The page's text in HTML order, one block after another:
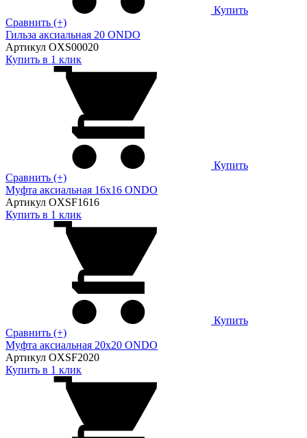
Купить
Сравнить (+)
Гильза аксиальная 20 ONDO
Артикул OXS00020
Купить в 1 клик
Купить
Сравнить (+)
Муфта аксиальная 16х16 ONDO
Артикул OXSF1616
Купить в 1 клик
Купить
Сравнить (+)
Муфта аксиальная 20х20 ONDO
Артикул OXSF2020
Купить в 1 клик